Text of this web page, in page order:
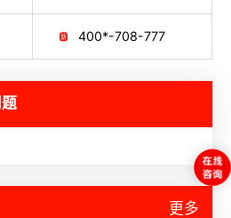
400*-708-777
更多